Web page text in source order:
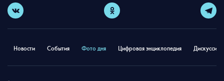
Новости События Фото дня Цифровая энциклопедия